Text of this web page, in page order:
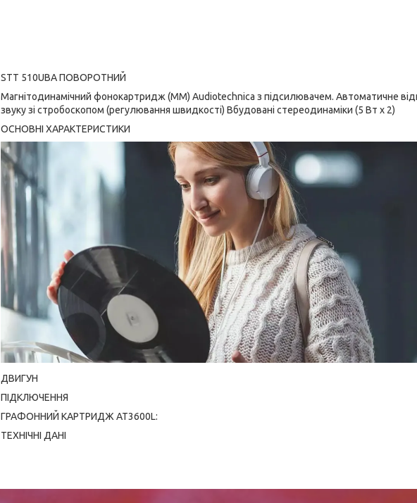
STT 510UBA ПОВОРОТНИЙ
Магнітодинамічний фонокартридж (MM) Audiotechnica з підсилювачем. Автоматичне
звуку зі стробоскопом (регулювання швидкості) Вбудовані стереодинаміки (5 Вт x 2)
ОСНОВНІ ХАРАКТЕРИСТИКИ
ДВИГУН
ПІДКЛЮЧЕННЯ
ГРАФОННИЙ КАРТРИДЖ AT3600L:
ТЕХНІЧНІ ДАНІ